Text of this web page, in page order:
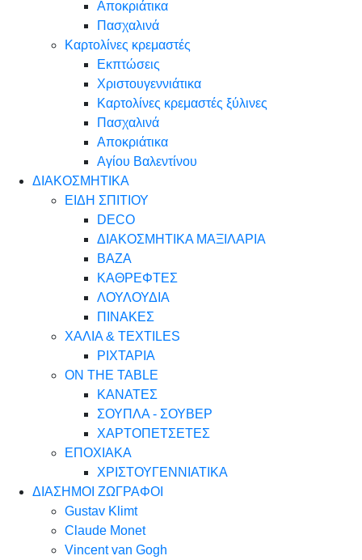
Αποκριάτικα
Πασχαλινά
Καρτολίνες κρεμαστές
Εκπτώσεις
Χριστουγεννιάτικα
Καρτολίνες κρεμαστές ξύλινες
Πασχαλινά
Αποκριάτικα
Αγίου Βαλεντίνου
ΔΙΑΚΟΣΜΗΤΙΚΑ
ΕΙΔΗ ΣΠΙΤΙΟΥ
DECO
ΔΙΑΚΟΣΜΗΤΙΚΑ ΜΑΞΙΛΑΡΙΑ
ΒΑΖΑ
ΚΑΘΡΕΦΤΕΣ
ΛΟΥΛΟΥΔΙΑ
ΠΙΝΑΚΕΣ
ΧΑΛΙΑ & TEXTILES
ΡΙΧΤΑΡΙΑ
ON THE TABLE
ΚΑΝΑΤΕΣ
ΣΟΥΠΛΑ - ΣΟΥΒΕΡ
ΧΑΡΤΟΠΕΤΣΕΤΕΣ
ΕΠΟΧΙΑΚΑ
ΧΡΙΣΤΟΥΓΕΝΝΙΑΤΙΚΑ
ΔΙΑΣΗΜΟΙ ΖΩΓΡΑΦΟΙ
Gustav Klimt
Claude Monet
Vincent van Gogh